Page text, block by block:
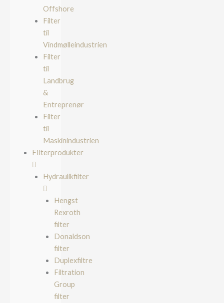
Offshore
Filter
til
Vindmølleindustrien
Filter
til
Landbrug
&
Entreprenør
Filter
til
Maskinindustrien
Filterprodukter
Hydraulikfilter
Hengst
Rexroth
filter
Donaldson
filter
Duplexfiltre
Filtration
Group
filter